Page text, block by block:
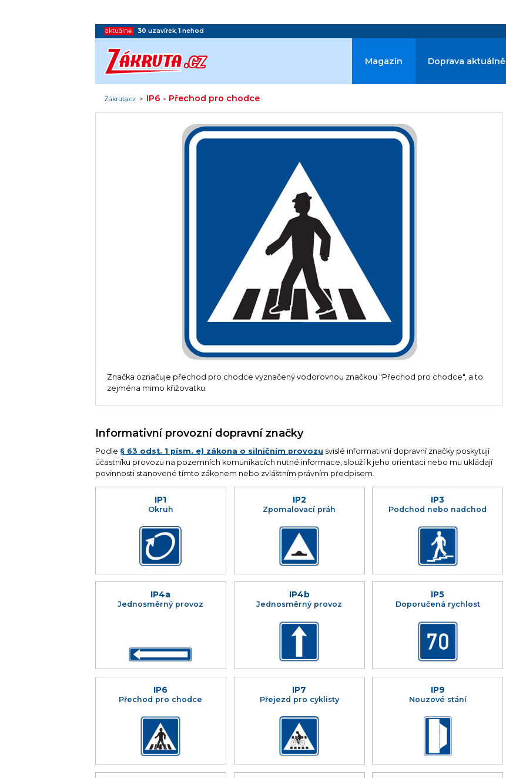
aktuálně: 30 uzavírek,1 nehod
Magazín Doprava aktuálně
Zákruta.cz > IP6 - Přechod pro chodce
Značka označuje přechod pro chodce vyznačený vodorovnou značkou "Přechod pro chodce", a to
zejména mimo křižovatku.
Informativní provozní dopravní značky
Podle § 63 odst. 1 písm. e) zákona o silničním provozu svislé informativní dopravní značky poskytují
účastníku provozu na pozemních komunikacích nutné informace, slouží k jeho orientaci nebo mu ukládají
povinnosti stanovené tímto zákonem nebo zvláštním právním předpisem.
IP1
Okruh
IP2
Zpomalovací práh
IP3
Podchod nebo nadchod
IP4a
Jednosměrný provoz
IP4b
Jednosměrný provoz
IP5
Doporučená rychlost
IP6
Přechod pro chodce
IP7
Přejezd pro cyklisty
IP9
Nouzové stání